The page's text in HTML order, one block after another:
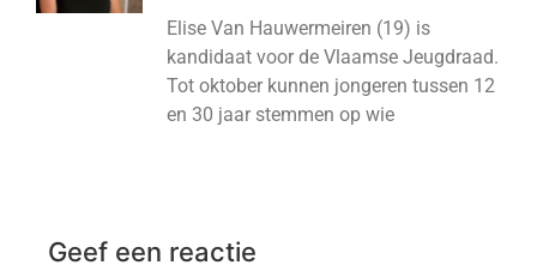
Elise Van Hauwermeiren (19) is
kandidaat voor de Vlaamse Jeugdraad.
Tot oktober kunnen jongeren tussen 12
en 30 jaar stemmen op wie
Geef een reactie